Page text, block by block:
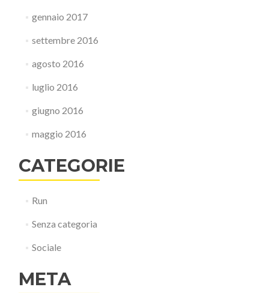
gennaio 2017
settembre 2016
agosto 2016
luglio 2016
giugno 2016
maggio 2016
CATEGORIE
Run
Senza categoria
Sociale
META